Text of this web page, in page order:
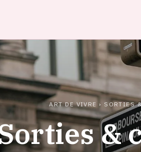
ART DE VIVRE › SORTIES
&